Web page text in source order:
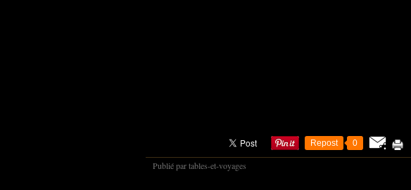
Repost 0
Publié par tables-et-voyages